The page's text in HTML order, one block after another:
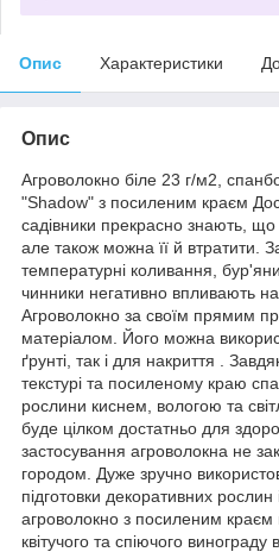
Опис Характеристики
Опис
Агроволокно біле 23 г/м2,
"Shadow" з посиленим краєм
садівники прекрасно знають,
але також можна її й втратити.
температурні коливання,
чинники негативно впливають
Агроволокно за своїм прямим
матеріалом. Його можна
ґрунті, так і для накриття .
текстурі та посиленому краю
рослини киснем, вологою та
буде цілком достатньо для
застосування агроволокна не
городом. Дуже зручно
підготовки декоративних
агроволокно з посиленим краєм
квітучого та спіючого винограду